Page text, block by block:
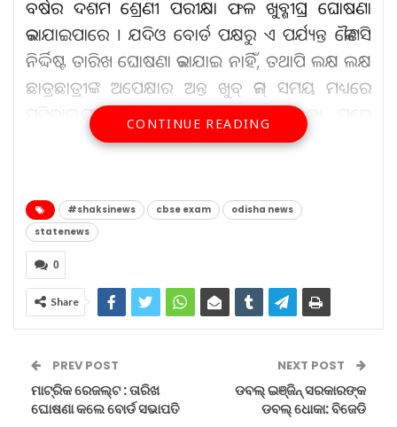
ବର୍ଷର ଦଶମ ଶ୍ରେଣୀ ପରୀକ୍ଷା ଫଳ ଖୁବ୍ଶୀଘ୍ର ଘୋଷଣା
କରାଯାଇପାରେ । ଯଦିଓ ବୋର୍ଡ ପକ୍ଷରୁ ଏ ପର୍ଯ୍ୟନ୍ତ କୌଣସି
ନିର୍ଦ୍ଦିଷ୍ଟ ତାରିଖ ଘୋଷଣା କରାଯାଇ ନାହିଁ, ତଥାପି ଲକ୍ଷ ଲକ୍ଷ
ଛାତ୍ରଛାତ୍ରୀଙ୍କ ଅପେକ୍ଷାର ଅନ୍ତ ଖୁବ୍ କମ୍ ସମୟ ମଧ୍ୟରେ
ଘଟିବାକୁ ଯାଉଛି । ଫଳାଫଳ ପ୍ରକାଶ ପାଇବା ପରେ
ପରୀକ୍ଷାର୍ଥୀମାନେ ବୋର୍ଡର ଅଫିସିଆଲ୍ ୱେବସାଇଟ୍
କରିପାରିବେ ।
ଛାତ୍ରଛାତ୍ରୀମାନେ କିଛି ଅଫିସିଆଲ୍ ୱେବସାଇଟ୍ ମାଧ୍ୟମରେ
ନିଜର ଫଳାଫଳ ଦେଖିପାରିବେ । ସେଗୁଡ଼ିକ ହେଲା:
cbse.gov.in ,cbseresults.nic.in,
results.cbse.nic.in, digilocker.gov.in
CONTINUE READING
#shaksinews cbse exam
odisha news
statenews
0
Share
PREV POST
ମାଟ୍ରିକ ରେଜଲ୍ଟ : ତାରିଖ
ଘୋଷଣା କଲେ ବୋର୍ଡ ସଭାପତି
NEXT POST
ଡବଲ୍‌ ଇଞ୍ଜିନ୍‌ ସରକାରଙ୍କ
ଡବଲ୍‌ ଧୋକା: ବିଜେଡି